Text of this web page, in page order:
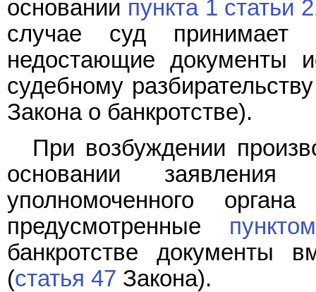
основании пункта 1 статьи
случае суд принимает
недостающие документы
судебному
Закона о банкротстве).
При возбуждении
основании заявления
уполномоченного
предусмотренные
банкротстве документы
(статья 47 Закона).